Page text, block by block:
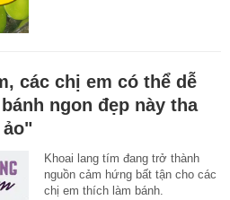
các chị em có thể dễ
ngon đẹp này tha
ảo"
Khoai lang tím đang trở thành
nguồn cảm hứng bất tận cho các
chị em thích làm bánh.